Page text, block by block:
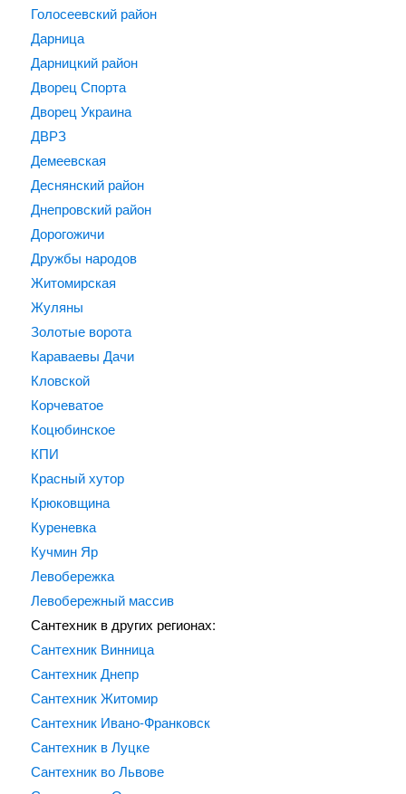
Голосеевский район
Дарница
Дарницкий район
Дворец Спорта
Дворец Украина
ДВРЗ
Демеевская
Деснянский район
Днепровский район
Дорогожичи
Дружбы народов
Житомирская
Жуляны
Золотые ворота
Караваевы Дачи
Кловской
Корчеватое
Коцюбинское
КПИ
Красный хутор
Крюковщина
Куреневка
Кучмин Яр
Левобережка
Левобережный массив
Сантехник в других регионах:
Сантехник Винница
Сантехник Днепр
Сантехник Житомир
Сантехник Ивано-Франковск
Сантехник в Луцке
Сантехник во Львове